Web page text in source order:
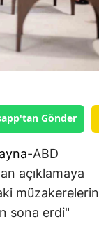
Gönder
-ABD
açıklamaya
müzakerelerin
sona erdi"